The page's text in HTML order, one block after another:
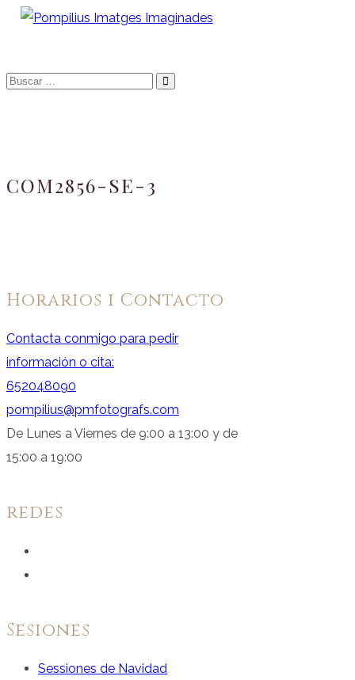
Saltar
Pompilius Imatges
Imaginades
Buscar
COM2856-SE-3
Horarios i Contacto
Contacta conmigo para pedir
información o cita:
652048090
pompilius@pmfotografs.com
De Lunes a Viernes de 9:00 a 13:00 y de
15:00 a 19:00
redes
facebook.com
Facebook
de
en
Sesiones
Sessiones de Navidad